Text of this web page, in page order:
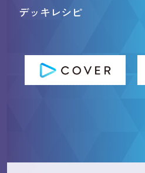
デッキレシピ